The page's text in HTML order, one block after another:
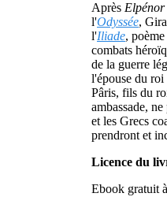
Après Elpénor
l'Odyssée,
l'Iliade,
combats
de la guerre
l'épouse du
Pâris, fils du
ambassade,
et les Grecs
prendront et
Licence du
Ebook gratuit